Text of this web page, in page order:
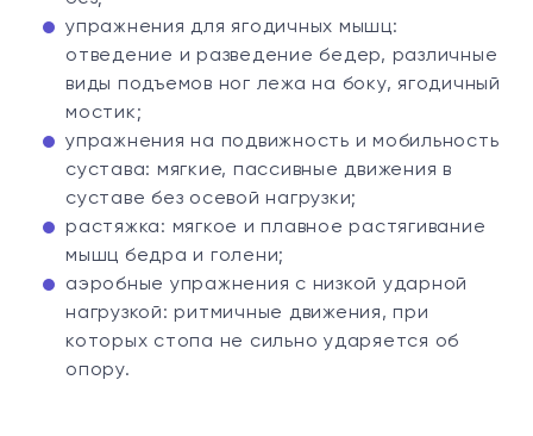
упражнения для ягодичных мышц:
отведение и разведение бедер, различные
виды подъемов ног лежа на боку, ягодичный
мостик;
упражнения на подвижность и мобильность
сустава: мягкие, пассивные движения в
суставе без осевой нагрузки;
растяжка: мягкое и плавное растягивание
мышц бедра и голени;
аэробные упражнения с низкой ударной
нагрузкой: ритмичные движения, при
которых стопа не сильно ударяется об
опору.